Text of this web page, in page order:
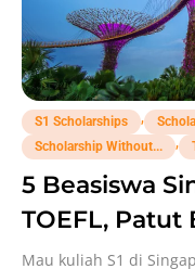
S1 Scholarships ,
Scholarship Without...
,
5 Beasiswa
TOEFL, Patut
Mau kuliah S1 di